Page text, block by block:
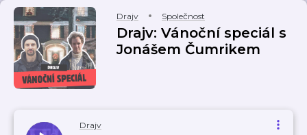
Drajv Společnost
Drajv: Vánoční speciál s
Jonášem Čumrikem
Drajv